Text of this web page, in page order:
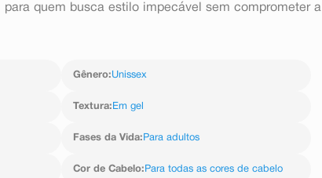
quem busca estilo impecável sem comprometer a
Gênero:Unissex
Textura: Em gel
Fases da Vida: Para adultos
Cor de Cabelo: Para todas as cores de cabelo